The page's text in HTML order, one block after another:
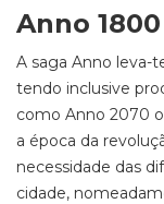
Anno 1800
A saga Anno leva-
tendo inclusive
como Anno 2070
a época da
necessidade das
cidade,